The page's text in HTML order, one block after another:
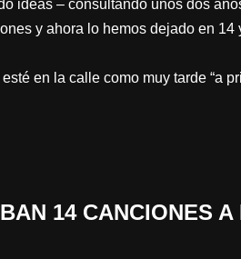
ideas – consultando unos dos
y ahora lo hemos dejado en 14
en la calle como muy tarde “a
14 CANCIONES A